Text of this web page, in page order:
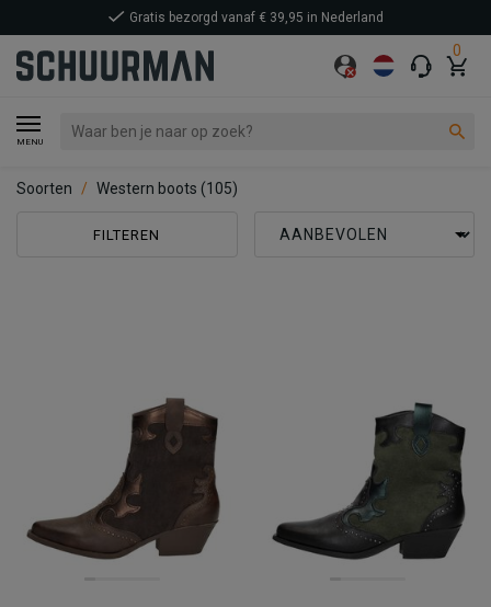
0
MENU
Gratis bezorgd vanaf € 39,95 in Nederland
Soorten Western boots (105)
FILTEREN